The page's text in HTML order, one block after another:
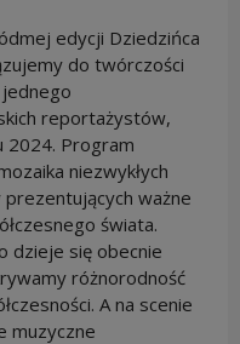
edycji Dziedzińca
do twórczości
reportażystów,
2024. Program
niezwykłych
ważne
świata.
dzieje się obecnie
różnorodność
A na scenie
muzyczne